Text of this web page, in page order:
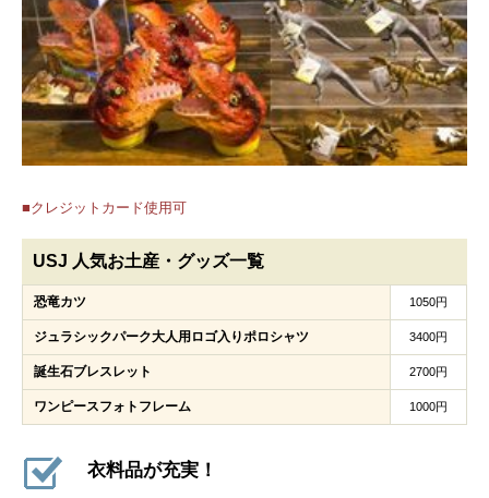
■クレジットカード使用可
USJ 人気お土産・グッズ一覧
恐竜カツ 1050円
ジュラシックパーク大人用ロゴ入りポロシャツ 3400円
誕生石ブレスレット 2700円
ワンピースフォトフレーム 1000円
衣料品が充実！